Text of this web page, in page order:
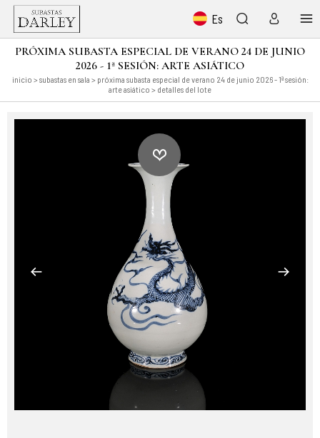
Es
PRÓXIMA SUBASTA ESPECIAL DE VERANO 24 DE JUNIO
2026 - 1ª SESIÓN: ARTE ASIÁTICO
inicio > subastas en sala > próxima subasta especial de verano 24 de junio 2026 - 1ª sesión:
arte asiático > detalles del lote